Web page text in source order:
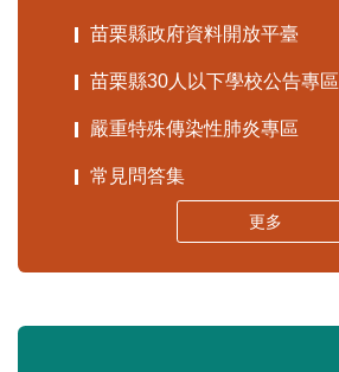
苗栗縣政府資料開放平臺
苗栗縣30人以下學校公告專區
嚴重特殊傳染性肺炎專區
常見問答集
更多